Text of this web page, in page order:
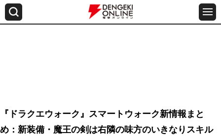
『ドラクエウォーク』スマートウォーク新情報まと
め：新装備・魔王の剣は右隣の味方のいきなりスキル